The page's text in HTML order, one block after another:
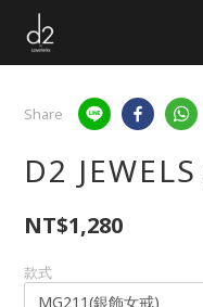
Share
D2
NT$1,280
款式